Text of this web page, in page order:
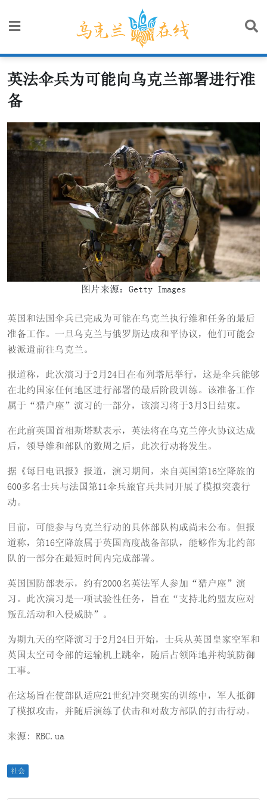
英法伞兵为可能向乌克兰部署进行准
备
图片来源：Getty Images
英国和法国伞兵已完成为可能在乌克兰执行维和任务的最后
准备工作。一旦乌克兰与俄罗斯达成和平协议，他们可能会
被派遣前往乌克兰。
报道称，此次演习于2月24日在布列塔尼举行，这是伞兵能够
在北约国家任何地区进行部署的最后阶段训练。该准备工作
属于“猎户座”演习的一部分，该演习将于3月3日结束。
在此前英国首相斯塔默表示，英法将在乌克兰停火协议达成
后，领导维和部队的数周之后，此次行动将发生。
据《每日电讯报》报道，演习期间，来自英国第16空降旅的
600多名士兵与法国第11伞兵旅官兵共同开展了模拟突袭行
动。
目前，可能参与乌克兰行动的具体部队构成尚未公布。但报
道称，第16空降旅属于英国高度战备部队，能够作为北约部
队的一部分在最短时间内完成部署。
英国国防部表示，约有2000名英法军人参加“猎户座”演
习。此次演习是一项试验性任务，旨在“支持北约盟友应对
叛乱活动和入侵威胁”。
为期九天的空降演习于2月24日开始，士兵从英国皇家空军和
英国太空司令部的运输机上跳伞，随后占领阵地并构筑防御
工事。
在这场旨在使部队适应21世纪冲突现实的训练中，军人抵御
了模拟攻击，并随后演练了伏击和对敌方部队的打击行动。
来源: RBC.ua
社会